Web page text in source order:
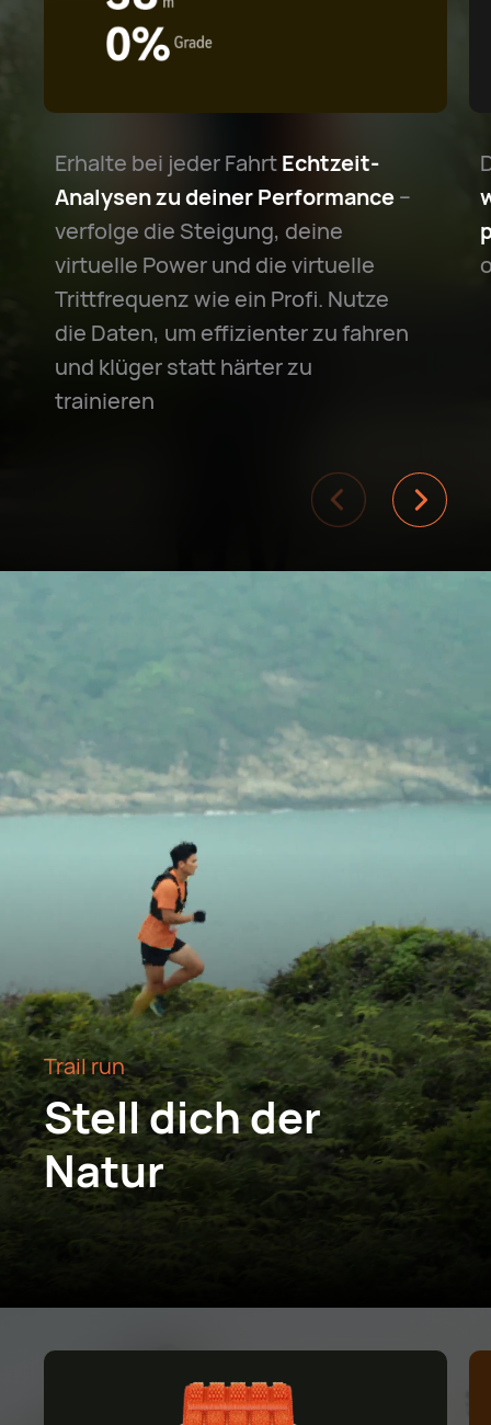
Erhalte bei jeder FahrtEchtzeit-
Analysen zu deiner Performance–
verfolge die Steigung, deine
virtuelle Power und die virtuelle
Trittfrequenz wie ein Profi. Nutze
die Daten, um effizienter zu fahren
und klüger statt härter zu
trainieren
Trail run
Stell dich der
Natur